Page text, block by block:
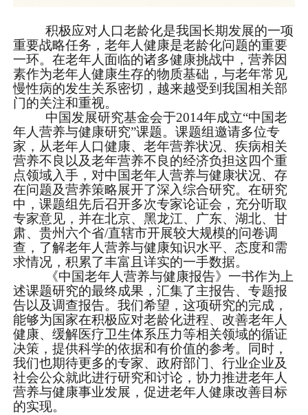
积极应对人口老龄化是我国长期发展的一项
重要战略任务，老年人健康是老龄化问题的重要
一环。在老年人面临的诸多健康挑战中，营养因
素作为老年人健康生存的物质基础，与老年常见
慢性病的发生关系密切，越来越受到我国相关部
门的关注和重视。
中国发展研究基金会于2014年成立“中国老
年人营养与健康研究”课题。课题组邀请多位专
家，从老年人口健康、老年营养状况、疾病相关
营养不良以及老年营养不良的经济负担这四个重
点领域入手，对中国老年人营养与健康状况、存
在问题及营养策略展开了深入综合研究。在研究
中，课题组先后召开多次专家论证会，充分听取
专家意见，并在北京、黑龙江、广东、湖北、甘
肃、贵州六个省/直辖市开展较大规模的问卷调
查，了解老年人营养与健康知识水平、态度和需
求情况，积累了丰富且详实的一手数据。
《中国老年人营养与健康报告》一书作为上
述课题研究的最终成果，汇集了主报告、专题报
告以及调查报告。我们希望，这项研究的完成，
能够为国家在积极应对老龄化进程、改善老年人
健康、缓解医疗卫生体系压力等相关领域的循证
决策，提供科学的依据和有价值的参考。同时，
我们也期待更多的专家、政府部门、行业企业及
社会公众就此进行研究和讨论，协力推进老年人
营养与健康事业发展，促进老年人健康改善目标
的实现。